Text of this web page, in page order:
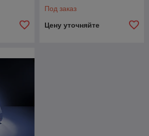
Под заказ
Цену уточняйте